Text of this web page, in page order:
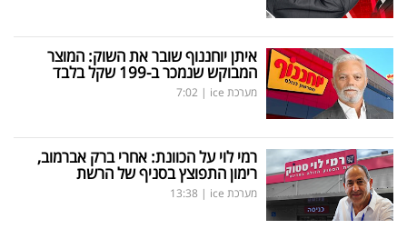
איתן יוחננוף שובר את השוק: המוצר
המבוקש שנמכר ב-199 שקל בלבד
מערכת ice |
7:02
רמי לוי על הכוונת: אחרי ברק אברמוב,
רימון התפוצץ בסניף של הרשת
מערכת ice |
13:38